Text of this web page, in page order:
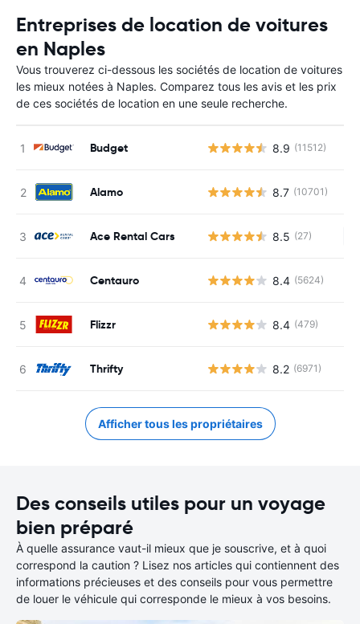
Entreprises de location de voitures
en Naples
Vous trouverez ci-dessous les sociétés de location de voitures
les mieux notées à Naples. Comparez tous les avis et les prix
de ces sociétés de location en une seule recherche.
Budget 8.9 (11512)
Alamo 8.7 (10701)
Ace Rental Cars 8.5 (27)
Centauro 8.4 (5624)
Flizzr 8.4 (479)
Thrifty 8.2 (6971)
Afficher tous les propriétaires
Des conseils utiles pour un voyage
bien préparé
À quelle assurance vaut-il mieux que je souscrive, et à quoi
correspond la caution ? Lisez nos articles qui contiennent des
informations précieuses et des conseils pour vous permettre
de louer le véhicule qui corresponde le mieux à vos besoins.